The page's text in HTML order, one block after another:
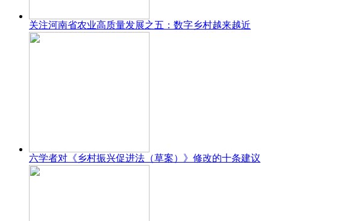
关注河南省农业高质量发展之五：数字乡村越来越近
六学者对《乡村振兴促进法（草案）》修改的十条建议